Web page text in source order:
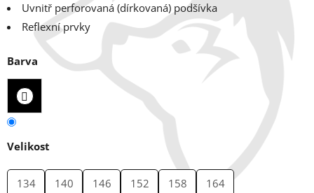
Uvnitř perforovaná (dírkovaná) podšívka
Reflexní prvky
Barva
Velikost
134 140 146 152 158 164